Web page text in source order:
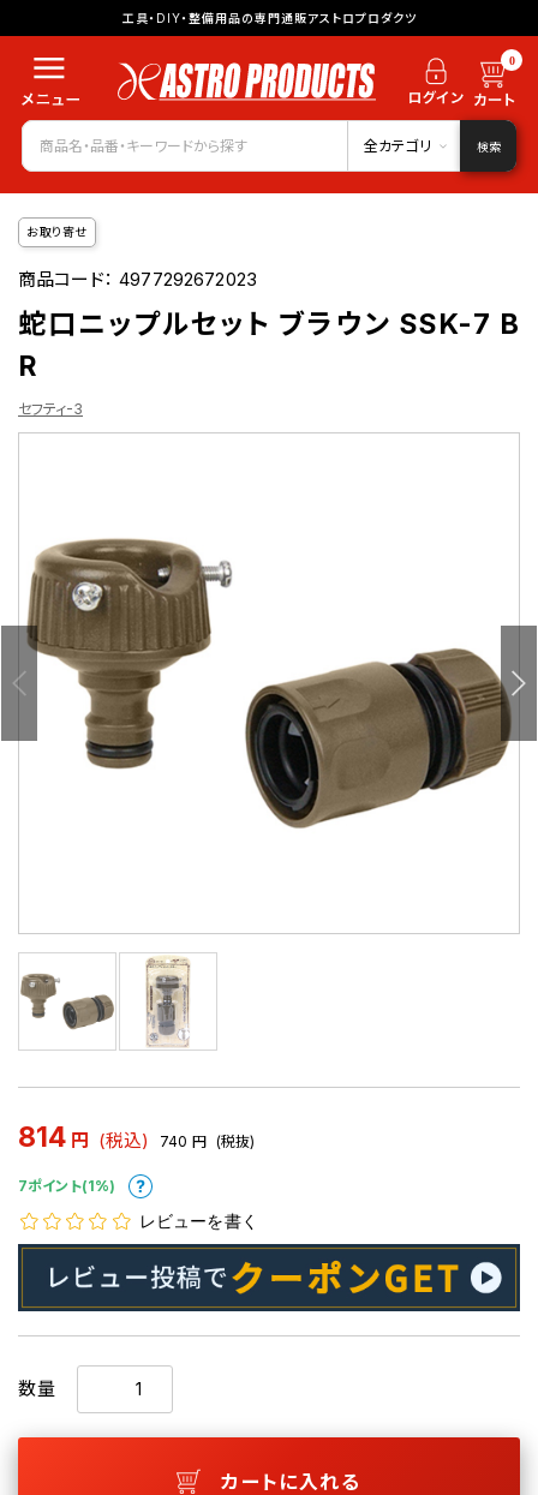
工具・DIY・整備用品の専門通販アストロプロダクツ
0
全カテゴリ 検索
お取り寄せ
商品コード：4977292672023
蛇口ニップルセット ブラウン SSK-7 B
R
セフティ-3
814 円 (税込) 740 円 (税抜)
7ポイント(1%)
レビューを書く
数量
カートに入れる